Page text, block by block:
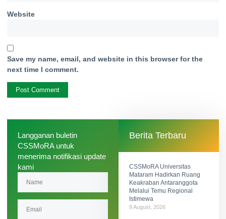
Website
Save my name, email, and website in this browser for the
next time I comment.
Langganan buletin
CSSMoRA untuk
menerima notifikasi update
kami​
Berita Terbaru
CSSMoRA Universitas
Mataram Hadirkan Ruang
Keakraban Antaranggota
Melalui Temu Regional
Istimewa
9 August, 2026